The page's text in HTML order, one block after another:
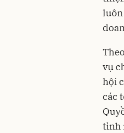
luôn
vụ
hội
các
tình